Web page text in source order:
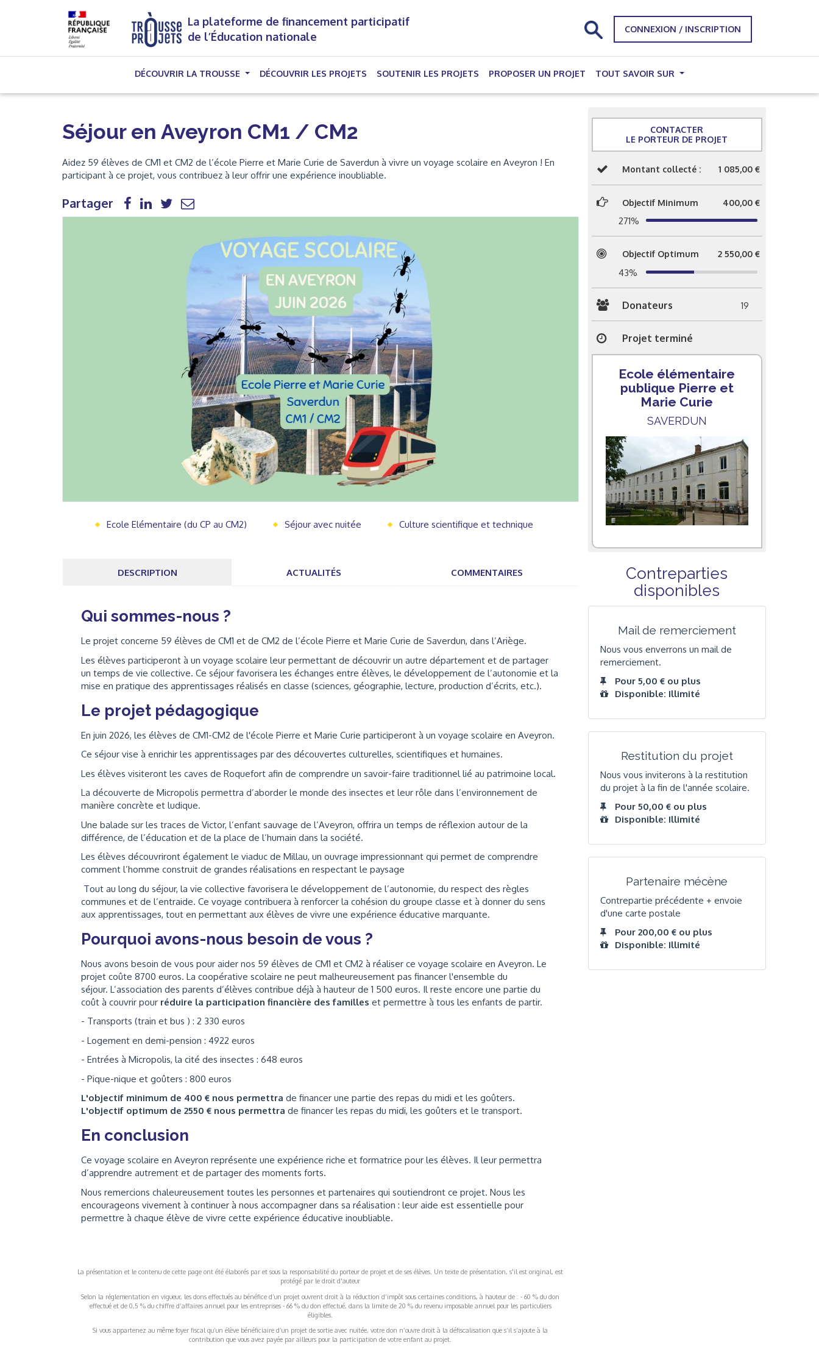
La plateforme de financement participatif
de l’Éducation nationale
CONNEXION / INSCRIPTION
DÉCOUVRIR LA TROUSSE DÉCOUVRIR LES PROJETS (CURRENT)
SOUTENIR LES PROJETS PROPOSER UN PROJET TOUT SAVOIR SUR
Séjour en Aveyron CM1 / CM2
Aidez 59 élèves de CM1 et CM2 de l’école Pierre et Marie Curie de Saverdun à vivre un voyage scolaire en Aveyron ! En
participant à ce projet, vous contribuez à leur offrir une expérience inoubliable.
Partager
Ecole Elémentaire (du CP au CM2) Séjour avec nuitée Culture scientifique et technique
DESCRIPTION ACTUALITÉS COMMENTAIRES
Qui sommes-nous ?
Le projet concerne 59 élèves de CM1 et de CM2 de l’école Pierre et Marie Curie de Saverdun, dans l’Ariège.
Les élèves participeront à un voyage scolaire leur permettant de découvrir un autre département et de partager
un temps de vie collective. Ce séjour favorisera les échanges entre élèves, le développement de l’autonomie et la
mise en pratique des apprentissages réalisés en classe (sciences, géographie, lecture, production d’écrits, etc.).
Le projet pédagogique
En juin 2026, les élèves de CM1-CM2 de l'école Pierre et Marie Curie participeront à un voyage scolaire en Aveyron.
Ce séjour vise à enrichir les apprentissages par des découvertes culturelles, scientifiques et humaines.
Les élèves visiteront les caves de Roquefort afin de comprendre un savoir-faire traditionnel lié au patrimoine local.
La découverte de Micropolis permettra d’aborder le monde des insectes et leur rôle dans l’environnement de
manière concrète et ludique.
Une balade sur les traces de Victor, l’enfant sauvage de l’Aveyron, offrira un temps de réflexion autour de la
différence, de l’éducation et de la place de l’humain dans la société.
Les élèves découvriront également le viaduc de Millau, un ouvrage impressionnant qui permet de comprendre
comment l’homme construit de grandes réalisations en respectant le paysage
Tout au long du séjour, la vie collective favorisera le développement de l’autonomie, du respect des règles
communes et de l’entraide. Ce voyage contribuera à renforcer la cohésion du groupe classe et à donner du sens
aux apprentissages, tout en permettant aux élèves de vivre une expérience éducative marquante.
Pourquoi avons-nous besoin de vous ?
Nous avons besoin de vous pour aider nos 59 élèves de CM1 et CM2 à réaliser ce voyage scolaire en Aveyron. Le
projet coûte 8700 euros. La coopérative scolaire ne peut malheureusement pas financer l'ensemble du
séjour. L’association des parents d’élèves contribue déjà à hauteur de 1 500 euros. Il reste encore une partie du
coût à couvrir pour réduire la participation financière des familles et permettre à tous les enfants de partir.
- Transports (train et bus ) : 2 330 euros
- Logement en demi-pension : 4922 euros
- Entrées à Micropolis, la cité des insectes : 648 euros
- Pique-nique et goûters : 800 euros
L'objectif minimum de 400 € nous permettra de financer une partie des repas du midi et les goûters.
L'objectif optimum de 2550 € nous permettra de financer les repas du midi, les goûters et le transport.
En conclusion
Ce voyage scolaire en Aveyron représente une expérience riche et formatrice pour les élèves. Il leur permettra
d’apprendre autrement et de partager des moments forts.
Nous remercions chaleureusement toutes les personnes et partenaires qui soutiendront ce projet. Nous les
encourageons vivement à continuer à nous accompagner dans sa réalisation : leur aide est essentielle pour
permettre à chaque élève de vivre cette expérience éducative inoubliable.
La présentation et le contenu de cette page ont été élaborés par et sous la responsabilité du porteur de projet et de ses élèves. Un texte de présentation, s'il est original, est
protégé par le droit d'auteur
Selon la réglementation en vigueur, les dons effectués au bénéfice d’un projet ouvrent droit à la réduction d’impôt sous certaines conditions, à hauteur de : - 60 % du don
effectué et de 0,5 % du chiffre d’affaires annuel pour les entreprises - 66 % du don effectué, dans la limite de 20 % du revenu imposable annuel pour les particuliers
éligibles.
Si vous appartenez au même foyer fiscal qu’un élève bénéficiaire d’un projet de sortie avec nuitée, votre don n’ouvre droit à la défiscalisation que s’il s’ajoute à la
contribution que vous avez payée par ailleurs pour la participation de votre enfant au projet.
CONTACTER
LE PORTEUR DE PROJET
Montant collecté : 1 085,00 €
Objectif Minimum 400,00 €
271%
Objectif Optimum 2 550,00 €
43%
Donateurs 19
Projet terminé
Ecole élémentaire
publique Pierre et
Marie Curie
SAVERDUN
Contreparties
disponibles
Mail de remerciement
Nous vous enverrons un mail de
remerciement.
Pour 5,00 € ou plus
Disponible: Illimité
Restitution du projet
Nous vous inviterons à la restitution
du projet à la fin de l'année scolaire.
Pour 50,00 € ou plus
Disponible: Illimité
Partenaire mécène
Contrepartie précédente + envoie
d'une carte postale
Pour 200,00 € ou plus
Disponible: Illimité